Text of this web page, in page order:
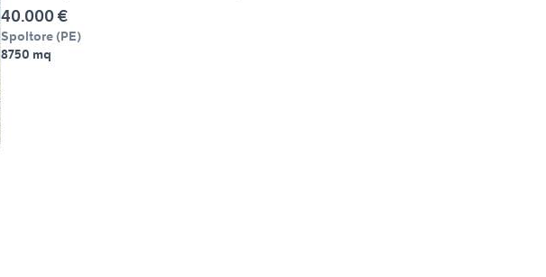
40.000 €
Spoltore (PE)
8750 mq